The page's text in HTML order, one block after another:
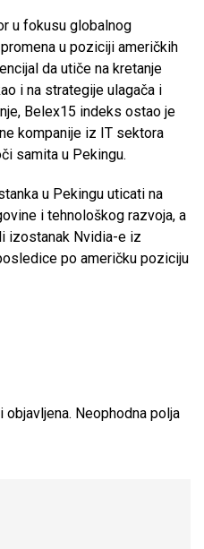
u fokusu globalnog
u poziciji američkih
da utiče na kretanje
i na strategije ulagača i
Belex15 indeks ostao je
kompanije iz IT sektora
samita u Pekingu.
u Pekingu uticati na
i tehnološkog razvoja, a
izostanak Nvidia-e iz
po američku poziciju
objavljena. Neophodna polja